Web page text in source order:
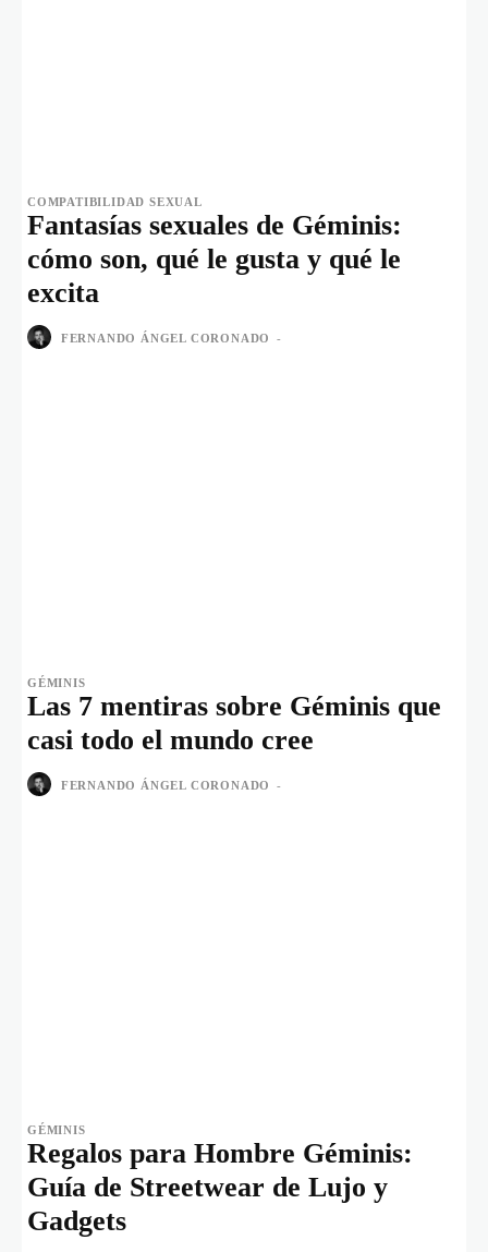
COMPATIBILIDAD SEXUAL
Fantasías sexuales de Géminis:
cómo son, qué le gusta y qué le
excita
FERNANDO ÁNGEL CORONADO -
GÉMINIS
Las 7 mentiras sobre Géminis que
casi todo el mundo cree
FERNANDO ÁNGEL CORONADO -
GÉMINIS
Regalos para Hombre Géminis:
Guía de Streetwear de Lujo y
Gadgets